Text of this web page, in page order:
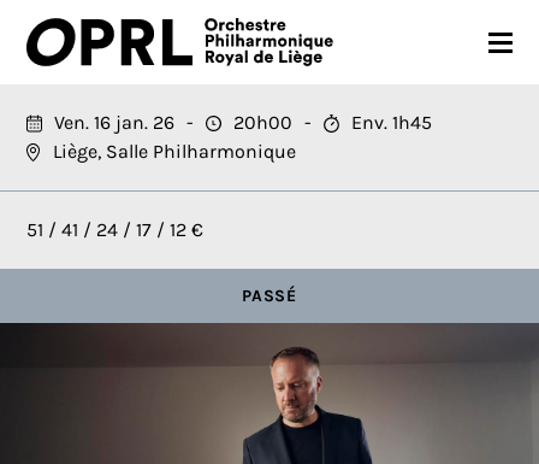
CONCERTS
SAISON 26-27
JEUNES PUBLICS
OPRL
EN PRATIQUE
NOUS SOUTENIR
Ven. 16 jan. 26 20h00
Env. 1h45
Liège, Salle Philharmonique
51 / 41 / 24 / 17 / 12 €
PASSÉ